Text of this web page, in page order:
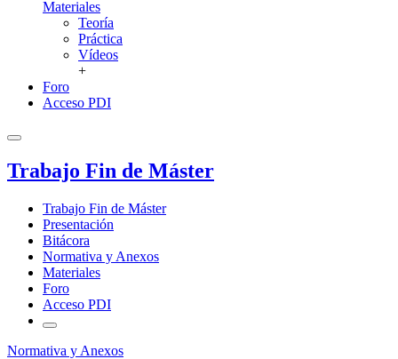
Materiales
Teoría
Práctica
Vídeos
+
Foro
Acceso PDI
Trabajo Fin de Máster
Trabajo Fin de Máster
Presentación
Bitácora
Normativa y Anexos
Materiales
Foro
Acceso PDI
Normativa y Anexos